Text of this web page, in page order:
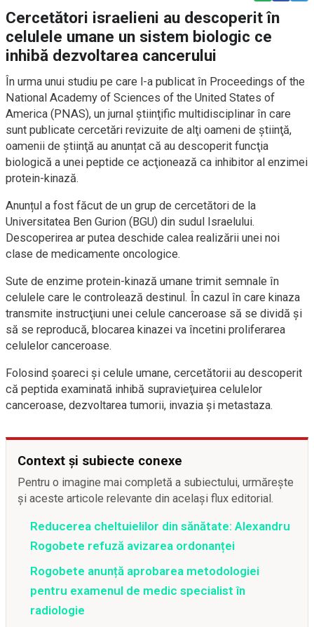
Cercetători israelieni au descoperit în
celulele umane un sistem biologic ce
inhibă dezvoltarea cancerului
În urma unui studiu pe care l-a publicat în Proceedings of the
National Academy of Sciences of the United States of
America (PNAS), un jurnal ştiinţific multidisciplinar în care
sunt publicate cercetări revizuite de alţi oameni de ştiinţă,
oamenii de ştiinţă au anunțat că au descoperit funcţia
biologică a unei peptide ce acţionează ca inhibitor al enzimei
protein-kinază.
Anunțul a fost făcut de un grup de cercetători de la
Universitatea Ben Gurion (BGU) din sudul Israelului.
Descoperirea ar putea deschide calea realizării unei noi
clase de medicamente oncologice.
Sute de enzime protein-kinază umane trimit semnale în
celulele care le controlează destinul. În cazul în care kinaza
transmite instrucţiuni unei celule canceroase să se dividă şi
să se reproducă, blocarea kinazei va încetini proliferarea
celulelor canceroase.
Folosind şoareci şi celule umane, cercetătorii au descoperit
că peptida examinată inhibă supravieţuirea celulelor
canceroase, dezvoltarea tumorii, invazia şi metastaza.
Context și subiecte conexe
Pentru o imagine mai completă a subiectului, urmărește
și aceste articole relevante din același flux editorial.
Reducerea cheltuielilor din sănătate: Alexandru
Rogobete refuză avizarea ordonanței
Rogobete anunță aprobarea metodologiei
pentru examenul de medic specialist în
radiologie